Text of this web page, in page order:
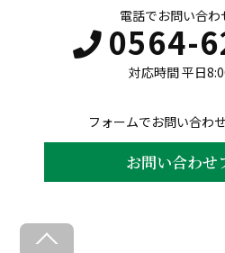
電話でお問い合わ
0564-
対応時間 平日
フォームでお問い合わ
お問い合わせ
B